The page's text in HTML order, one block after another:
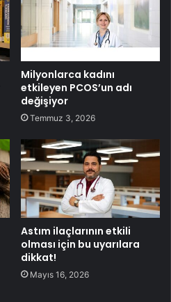
Milyonlarca kadını
etkileyen PCOS’un adı
değişiyor
Temmuz 3, 2026
Astım ilaçlarının etkili
olması için bu uyarılara
dikkat!
Mayıs 16, 2026